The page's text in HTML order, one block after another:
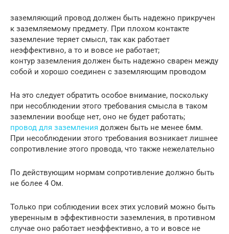
заземляющий провод должен быть надежно прикручен
к заземляемому предмету. При плохом контакте
заземление теряет смысл, так как работает
неэффективно, а то и вовсе не работает;
контур заземления должен быть надежно сварен между
собой и хорошо соединен с заземляющим проводом
На это следует обратить особое внимание, поскольку
при несоблюдении этого требования смысла в таком
заземлении вообще нет, оно не будет работать;
провод для заземления должен быть не менее 6мм.
При несоблюдении этого требования возникает лишнее
сопротивление этого провода, что также нежелательно
По действующим нормам сопротивление должно быть
не более 4 Ом.
Только при соблюдении всех этих условий можно быть
уверенным в эффективности заземления, в противном
случае оно работает неэффективно, а то и вовсе не